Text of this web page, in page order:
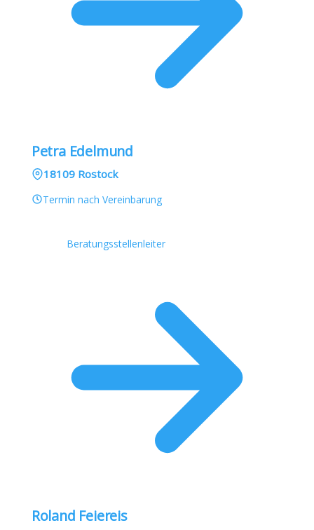
Petra Edelmund
18109 Rostock
Termin nach Vereinbarung
Beratungsstellenleiter
Roland Feiereis